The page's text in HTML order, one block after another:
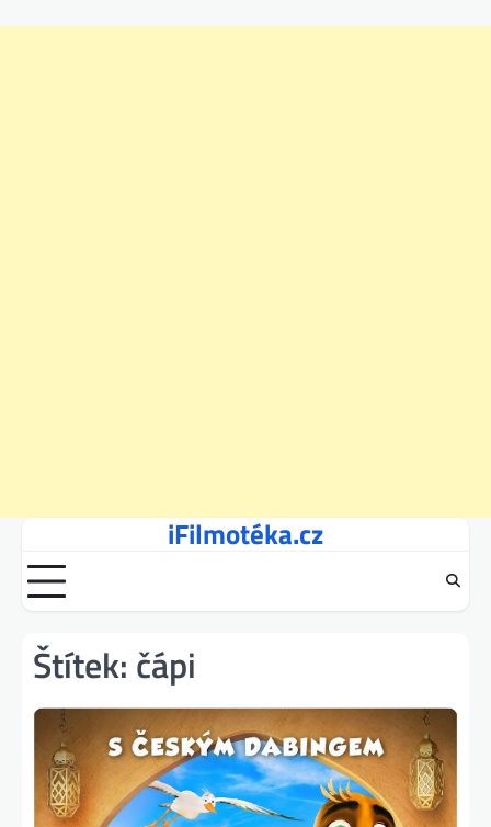
content
iFilmotéka.cz
Štítek: čápi